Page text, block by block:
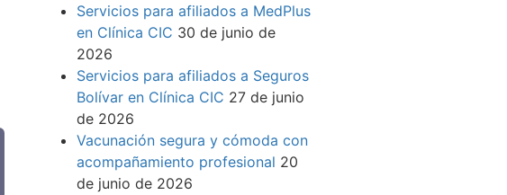
Servicios para afiliados a MedPlus
en Clínica CIC 30 de junio de
2026
Servicios para afiliados a Seguros
Bolívar en Clínica CIC 27 de junio
de 2026
Vacunación segura y cómoda con
acompañamiento profesional 20
de junio de 2026